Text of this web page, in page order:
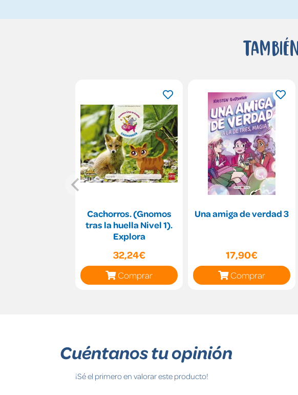
Cachorros. (Gnomos
tras la huella Nivel 1).
Explora
32,24€
Comprar
Una amiga de verdad 3
17,90€
Comprar
Cuéntanos tu opinión
¡Sé el primero en valorar este producto!